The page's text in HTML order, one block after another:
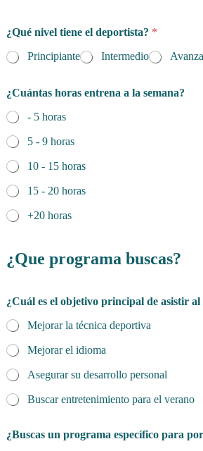
¿Qué nivel tiene el deportista? *
Principiante
Intermedio
¿Cuántas horas entrena a la semana?
- 5 horas
5 - 9 horas
10 - 15 horas
15 - 20 horas
+20 horas
¿Que programa buscas?
¿Cuál es el objetivo principal de asistir
Mejorar la técnica deportiva
Mejorar el idioma
Asegurar su desarrollo personal
Buscar entretenimiento para el verano
¿Buscas un programa específico para